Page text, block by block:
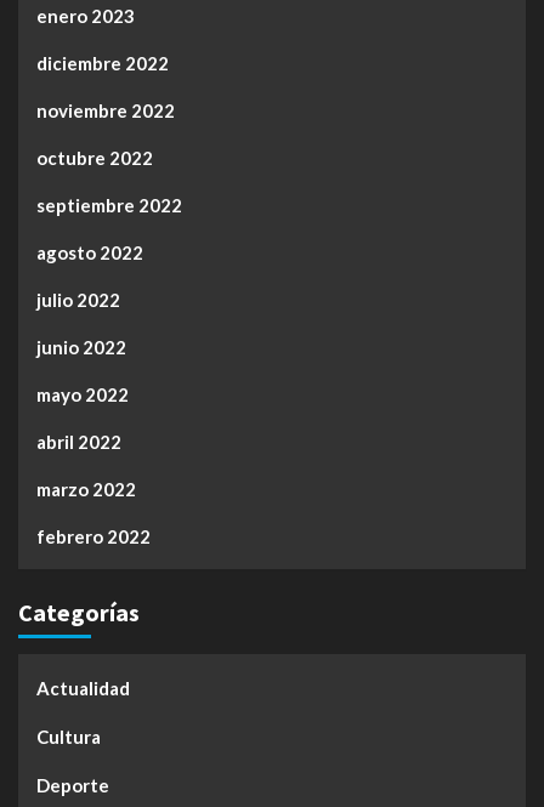
enero 2023
diciembre 2022
noviembre 2022
octubre 2022
septiembre 2022
agosto 2022
julio 2022
junio 2022
mayo 2022
abril 2022
marzo 2022
febrero 2022
Categorías
Actualidad
Cultura
Deporte